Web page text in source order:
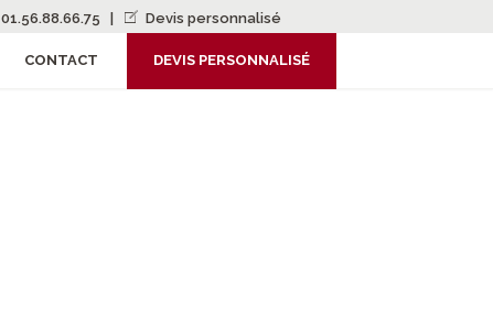
01.56.88.66.75 Devis personnalisé
CONTACT DEVIS PERSONNALISÉ